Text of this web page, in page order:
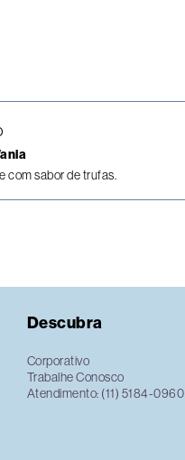
com sabor de trufas.
Descubra
Corporativo
Trabalhe Conosco
Atendimento: (11) 5184-0960